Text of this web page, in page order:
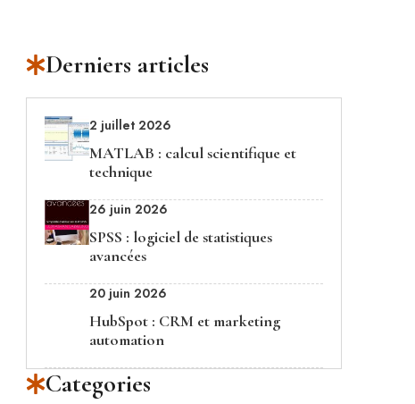
Derniers articles
2 juillet 2026
MATLAB : calcul scientifique et
technique
26 juin 2026
SPSS : logiciel de statistiques
avancées
20 juin 2026
HubSpot : CRM et marketing
automation
Categories